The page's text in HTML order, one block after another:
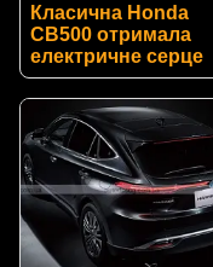
Класична Honda
CB500 отримала
електричне серце